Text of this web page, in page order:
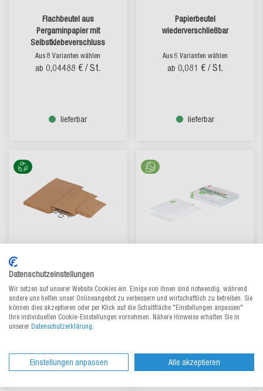
Flachbeutel aus
Pergaminpapier mit
Selbstklebeverschluss
Aus 8 Varianten wählen
ab 0,04488 € / St.
lieferbar
Papierbeutel
wiederverschließbar
Aus 6 Varianten wählen
ab 0,081 € / St.
lieferbar
Aus 5 Varianten wählen
ab 0,0244 € / St.
lieferbar
Aus 3 Varianten wählen
ab 0,0652 € / St.
lieferbar
Datenschutzeinstellungen
Wir setzen auf unserer Website Cookies ein. Einige von ihnen sind notwendig, während
andere uns helfen unser Onlineangebot zu verbessern und wirtschaftlich zu betreiben. Sie
können dies akzeptieren oder per Klick auf die Schaltfläche "Einstellungen anpassen"
Ihre individuellen Cookie-Einstellungen vornehmen. Nähere Hinweise erhalten Sie in
unserer Datenschutzerklärung
Einstellungen anpassen Alle akzeptieren